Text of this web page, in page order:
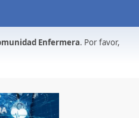
Enfermera. Por favor,